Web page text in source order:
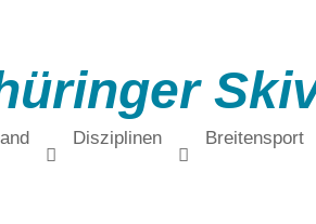
Disziplinen Breitensport